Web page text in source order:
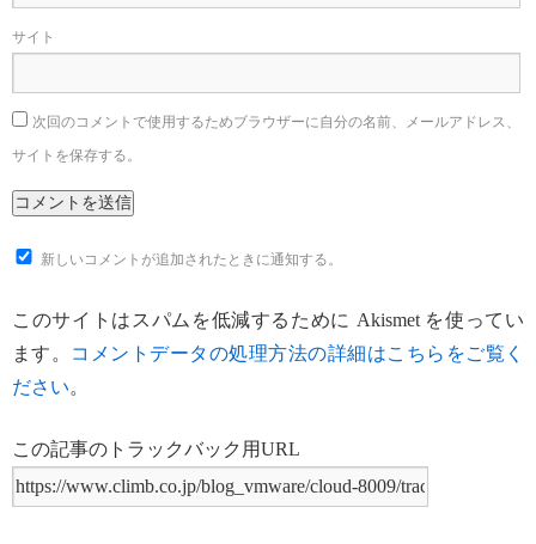
サイト
次回のコメントで使用するためブラウザーに自分の名前、メールアドレス、
サイトを保存する。
新しいコメントが追加されたときに通知する。
このサイトはスパムを低減するために Akismet を使ってい
ます。 コメントデータの処理方法の詳細はこちらをご覧く
ださい。
この記事のトラックバック用URL